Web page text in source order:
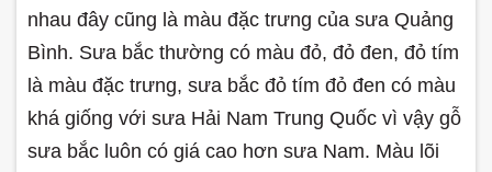
nhau đây cũng là màu đặc trưng của sưa Quảng
Bình. Sưa bắc thường có màu đỏ, đỏ đen, đỏ tím
là màu đặc trưng, sưa bắc đỏ tím đỏ đen có màu
khá giống với sưa Hải Nam Trung Quốc vì vậy gỗ
sưa bắc luôn có giá cao hơn sưa Nam. Màu lõi